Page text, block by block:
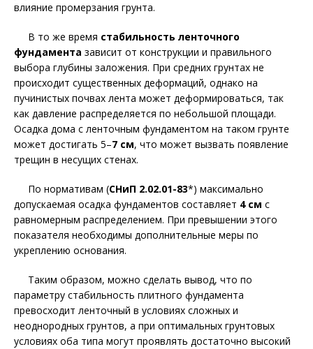
влияние промерзания грунта.
В то же время стабильность ленточного
фундамента зависит от конструкции и правильного
выбора глубины заложения. При средних грунтах не
происходит существенных деформаций, однако на
пучинистых почвах лента может деформироваться, так
как давление распределяется по небольшой площади.
Осадка дома с ленточным фундаментом на таком грунте
может достигать 5–7 см, что может вызвать появление
трещин в несущих стенах.
По нормативам (СНиП 2.02.01-83*) максимально
допускаемая осадка фундаментов составляет 4 см с
равномерным распределением. При превышении этого
показателя необходимы дополнительные меры по
укреплению основания.
Таким образом, можно сделать вывод, что по
параметру стабильность плитного фундамента
превосходит ленточный в условиях сложных и
неоднородных грунтов, а при оптимальных грунтовых
условиях оба типа могут проявлять достаточно высокий